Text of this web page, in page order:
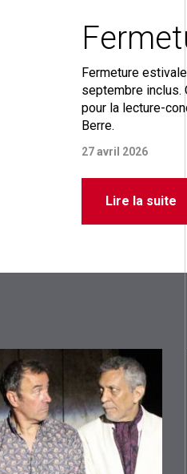
Fermeture
septembre inclus.
pour la lecture-
Berre.
27 avril 2026
Lire la suite